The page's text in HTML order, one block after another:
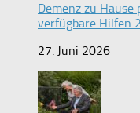
Demenz zu Hause
verfügbare Hilfen
27. Juni 2026